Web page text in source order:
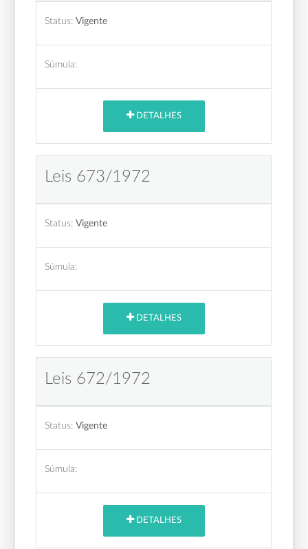
Status: Vigente
Súmula:
DETALHES
Leis 673/1972
Status: Vigente
Súmula:
DETALHES
Leis 672/1972
Status: Vigente
Súmula:
DETALHES